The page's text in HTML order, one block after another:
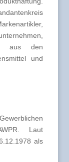
aus den
und
Laut
als